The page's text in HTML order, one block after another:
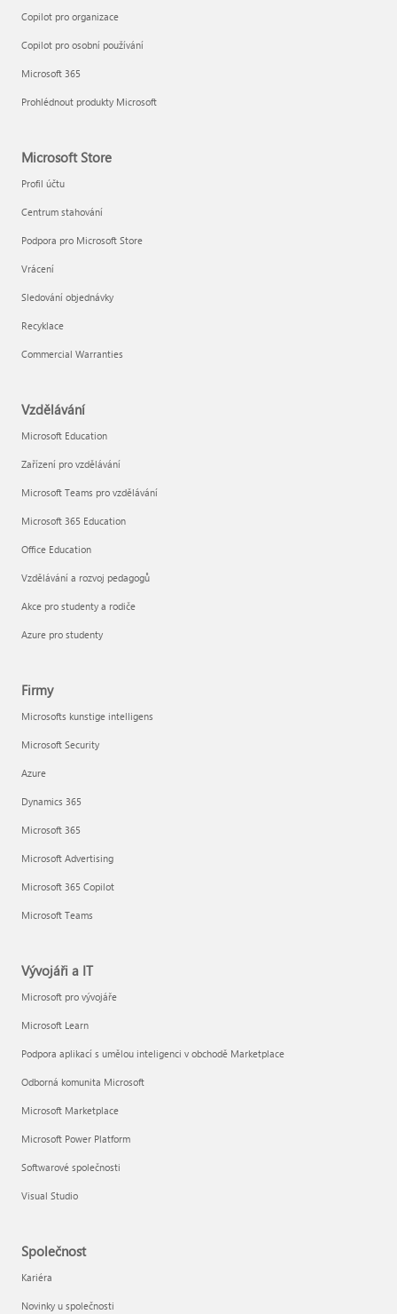
Copilot pro organizace
Copilot pro osobní používání
Microsoft 365
Prohlédnout produkty Microsoft
Microsoft Store
Profil účtu
Centrum stahování
Podpora pro Microsoft Store
Vrácení
Sledování objednávky
Recyklace
Commercial Warranties
Vzdělávání
Microsoft Education
Zařízení pro vzdělávání
Microsoft Teams pro vzdělávání
Microsoft 365 Education
Office Education
Vzdělávání a rozvoj pedagogů
Akce pro studenty a rodiče
Azure pro studenty
Firmy
Microsofts kunstige intelligens
Microsoft Security
Azure
Dynamics 365
Microsoft 365
Microsoft Advertising
Microsoft 365 Copilot
Microsoft Teams
Vývojáři a IT
Microsoft pro vývojáře
Microsoft Learn
Podpora aplikací s umělou inteligenci v obchodě Marketplace
Odborná komunita Microsoft
Microsoft Marketplace
Microsoft Power Platform
Softwarové společnosti
Visual Studio
Společnost
Kariéra
Novinky u společnosti